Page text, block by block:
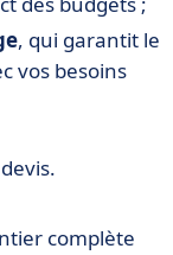
, qui garantit le
vos besoins
complète